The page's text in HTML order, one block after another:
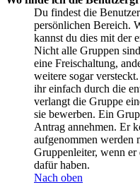
Du findest die
persönlichen Bereich.
kannst du dies mit der
Nicht alle Gruppen
eine Freischaltung,
weitere sogar
ihr einfach durch die
verlangt die Gruppe
sie bewerben. Ein
Antrag annehmen. Er
aufgenommen werden
Gruppenleiter, wenn
dafür haben.
Nach oben